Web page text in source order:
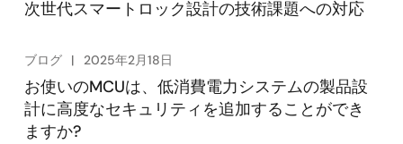
次世代スマートロック設計の技術課題への対応
ブログ 2025年2月18日
お使いのMCUは、低消費電力システムの製品設
計に高度なセキュリティを追加することができ
ますか?